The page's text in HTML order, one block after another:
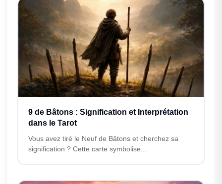
9 de Bâtons : Signification et Interprétation
dans le Tarot
Vous avez tiré le Neuf de Bâtons et cherchez sa
signification ? Cette carte symbolise...